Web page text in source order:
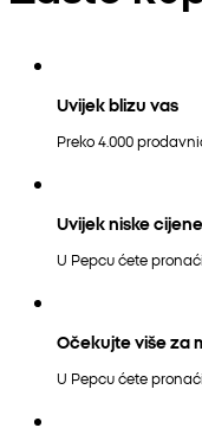
Uvijek blizu vas
Preko 4.000
Uvijek niske cijene
U Pepcu ćete
Očekujte više za
U Pepcu ćete